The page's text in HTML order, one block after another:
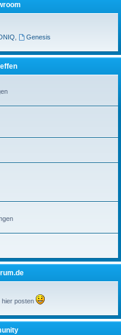
Genesis
hier posten